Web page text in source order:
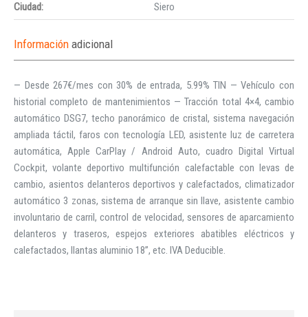
Ciudad:
Siero
Información adicional
— Desde 267€/mes con 30% de entrada, 5.99% TIN — Vehículo con
historial completo de mantenimientos — Tracción total 4×4, cambio
automático DSG7, techo panorámico de cristal, sistema navegación
ampliada táctil, faros con tecnología LED, asistente luz de carretera
automática, Apple CarPlay / Android Auto, cuadro Digital Virtual
Cockpit, volante deportivo multifunción calefactable con levas de
cambio, asientos delanteros deportivos y calefactados, climatizador
automático 3 zonas, sistema de arranque sin llave, asistente cambio
involuntario de carril, control de velocidad, sensores de aparcamiento
delanteros y traseros, espejos exteriores abatibles eléctricos y
calefactados, llantas aluminio 18”, etc. IVA Deducible.